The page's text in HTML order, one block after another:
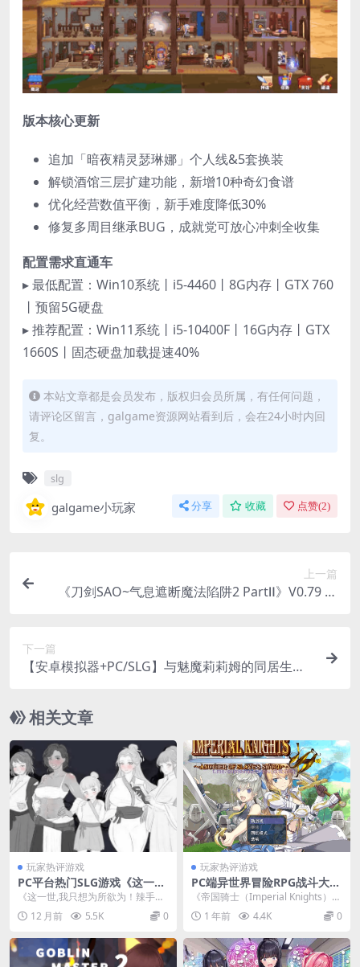
​版本核心更新​
追加「暗夜精灵瑟琳娜」个人线&5套换装
解锁酒馆三层扩建功能，新增10种奇幻食谱
优化经营数值平衡，新手难度降低30%
修复多周目继承BUG，成就党可放心冲刺全收集
​配置需求直通车​
▸ 最低配置：Win10系统丨i5-4460丨8G内存丨GTX 760
丨预留5G硬盘
▸ 推荐配置：Win11系统丨i5-10400F丨16G内存丨GTX
1660S丨固态硬盘加载提速40%
本站文章都是会员发布，版权归会员所属，有任何问题，
请评论区留言，galgame资源网站看到后，会在24小时内回
复。
slg
galgame小玩家 分享 收藏 点赞(2)
上一篇
《刀剑SAO~气息遮断魔法陷阱2 PartⅡ》V0.79 官
下一篇
【安卓模拟器+PC/SLG】与魅魔莉莉姆的同居生活
相关文章
玩家热评游戏
PC平台热门SLG游戏《这一世,
我只想为所欲为！辣手摧花
篇》官方中文版
《这一世,我只想为所欲为！辣手摧
花篇》官方中文版现已正式发布，
这是一款专为PC平...
12 月前 5.5K 0
玩家热评游戏
PC端异世界冒险RPG战斗大作
《帝国骑士（Imperial Knigh
ts）》AI汉化版（7G）官方适
配版
《帝国骑士（Imperial Knights）》
是2024年爆款异世界冒险RPG...
1 年前 4.4K 0